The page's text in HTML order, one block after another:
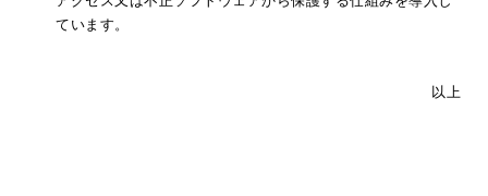
ています。
以上